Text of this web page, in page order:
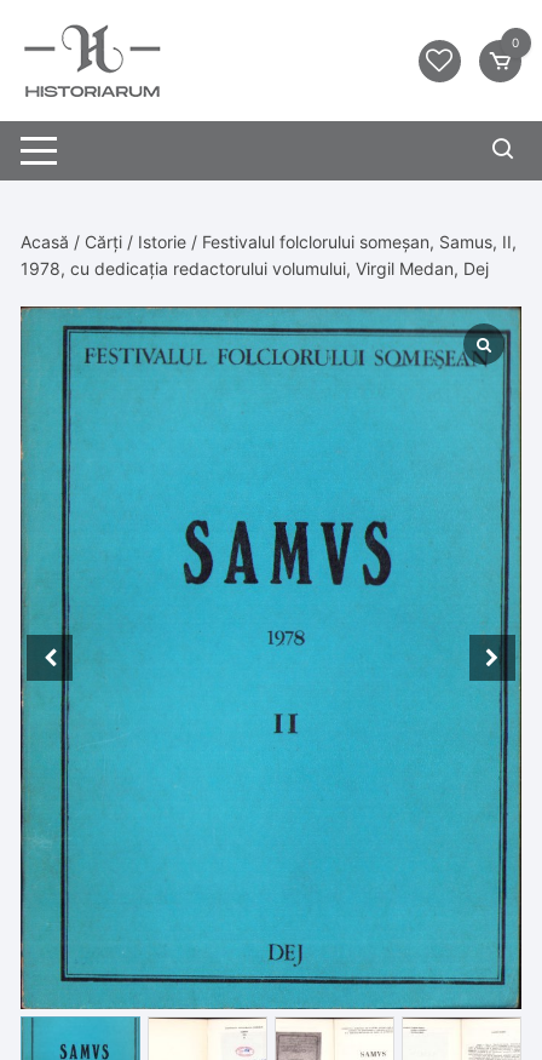
0
Acasă / Cărți / Istorie / Festivalul folclorului someșan, Samus, II,
1978, cu dedicația redactorului volumului, Virgil Medan, Dej